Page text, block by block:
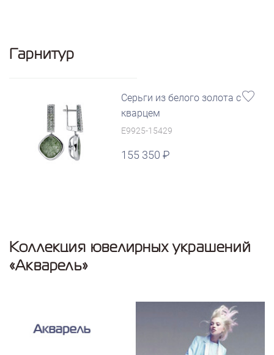
Гарнитур
Серьги из белого золота с
кварцем
E9925-15429
155 350
Коллекция ювелирных украшений
«Акварель»